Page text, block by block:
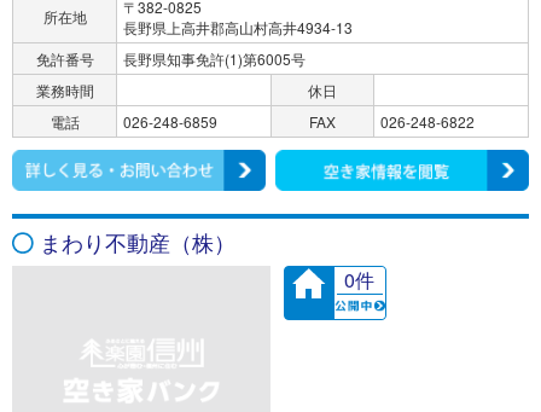
所在地
〒382-0825
長野県上高井郡高山村高井4934-13
免許番号
長野県知事免許(1)第6005号
業務時間
休日
電話
026-248-6859 FAX 026-248-6822
まわり不動産（株）
0件